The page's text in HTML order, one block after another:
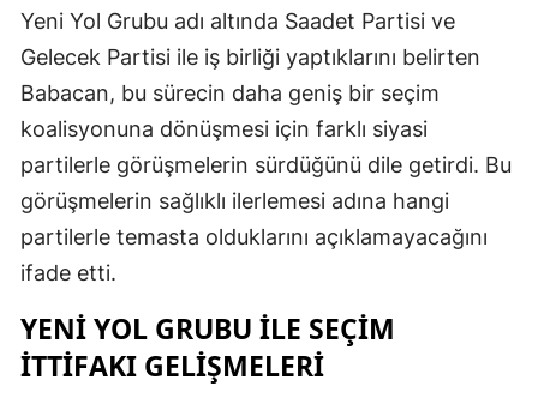
Yeni Yol Grubu adı altında Saadet Partisi ve
Gelecek Partisi ile iş birliği yaptıklarını belirten
Babacan, bu sürecin daha geniş bir seçim
koalisyonuna dönüşmesi için farklı siyasi
partilerle görüşmelerin sürdüğünü dile getirdi. Bu
görüşmelerin sağlıklı ilerlemesi adına hangi
partilerle temasta olduklarını açıklamayacağını
ifade etti.
YENI YOL GRUBU ILE SEÇIM
İTTIFAKI GELIŞMELERI